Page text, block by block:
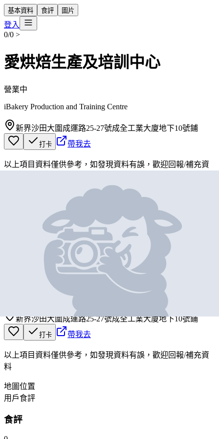
基本資料 食評 圖片
登入
0/0 >
愛烘焙生產及培訓中心
營業中
iBakery Production and Training Centre
新界沙田大圍成運路25-27號成全工業大廈地下10號鋪
打卡 帶我去
以上項目資料僅供參考，如發現資料有誤，歡迎回報/補充資
愛烘焙生產及培訓中心
iBakery Production and Training Centre
新界沙田大圍成運路25-27號成全工業大廈地下10號鋪
打卡 帶我去
以上項目資料僅供參考，如發現資料有誤，歡迎回報/補充資
料
地圖位置
用戶食評
食評